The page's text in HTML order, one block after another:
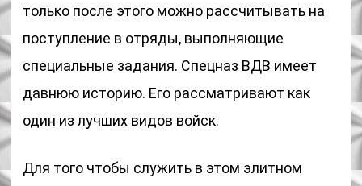
только после этого можно рассчитывать на
поступление в отряды, выполняющие
специальные задания. Спецназ ВДВ имеет
давнюю историю. Его рассматривают как
один из лучших видов войск.
Для того чтобы служить в этом элитном